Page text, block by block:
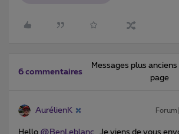
6 commentaires
Messages plus
page
AurélienK
Hello @BenLeblanc Je viens de vous